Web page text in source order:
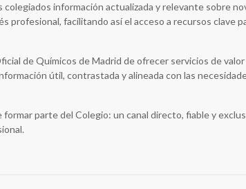
información actualizada y relevante sobre
facilitando así el acceso a recursos clave
de Químicos de Madrid de ofrecer servicios de valor
útil, contrastada y alineada con las
parte del Colegio: un canal directo, fiable y